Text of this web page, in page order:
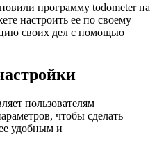
программу todometer на
настроить ее по своему
своих дел с помощью
пользователям
чтобы сделать
удобным и